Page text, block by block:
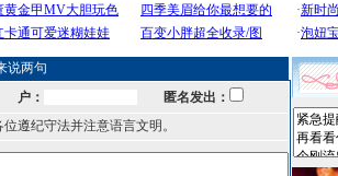
说两句
户：
匿名发出：
位遵纪守法并注意语言文明。